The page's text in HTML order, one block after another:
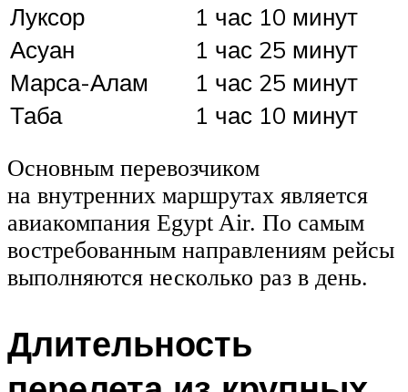
Луксор
1 час 10 минут
Асуан
1 час 25 минут
Марса-Алам
1 час 25 минут
Таба
1 час 10 минут
Основным перевозчиком
на внутренних маршрутах является
авиакомпания Egypt Air. По самым
востребованным направлениям рейсы
выполняются несколько раз в день.
Длительность